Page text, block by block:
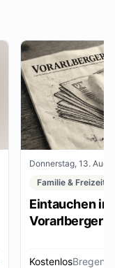
Donnerstag, 13. Aug.
Familie & Freizeit
Eintauchen in
Vorarlberger
KostenlosBregenz